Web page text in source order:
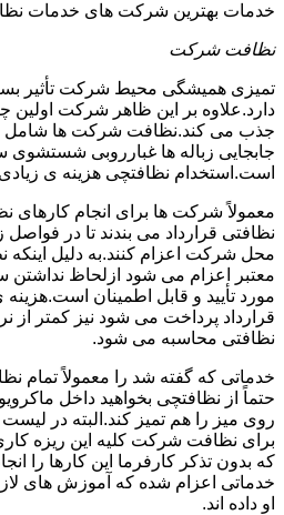
خدمات بهترین شرکت های خدمات
نظافت شرکت
تمیزی همیشگی محیط شرکت تأثیر
دارد.علاوه بر این ظاهر شرکت اولین
جذب می کند.نظافت شرکت ها
جابجایی زباله ها غبارروبی
است.استخدام نظافتچی هزینه ی
معمولاً شرکت ها برای انجام
نظافتی قرارداد می بندند تا در
محل شرکت اعزام کنند.به دلیل
معتبر اعزام می شود ازلحاظ نداشتن
مورد تأیید و قابل اطمینان
قرارداد پرداخت می شود نیز کمتر
نظافتی محاسبه می شود.
خدماتی که گفته شد را معمولاً تمام
حتماً از نظافتچی بخواهید داخل
روی میز را هم تمیز کند.البته در
برای نظافت شرکت کلیه این ریزه
که بدون تذکر کارفرما این کارها را
خدماتی اعزام شده که آموزش های
او داده اند.